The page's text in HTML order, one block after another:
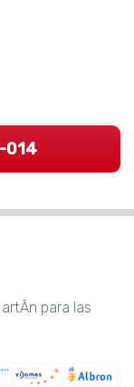
014
para las